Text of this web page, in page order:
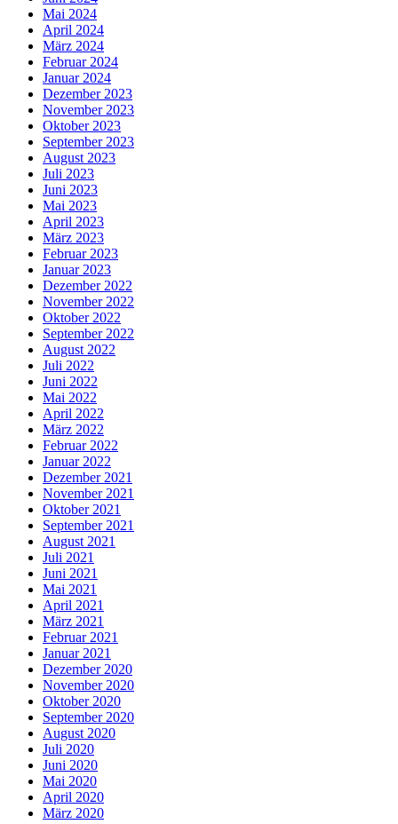
Mai 2024
April 2024
März 2024
Februar 2024
Januar 2024
Dezember 2023
November 2023
Oktober 2023
September 2023
August 2023
Juli 2023
Juni 2023
Mai 2023
April 2023
März 2023
Februar 2023
Januar 2023
Dezember 2022
November 2022
Oktober 2022
September 2022
August 2022
Juli 2022
Juni 2022
Mai 2022
April 2022
März 2022
Februar 2022
Januar 2022
Dezember 2021
November 2021
Oktober 2021
September 2021
August 2021
Juli 2021
Juni 2021
Mai 2021
April 2021
März 2021
Februar 2021
Januar 2021
Dezember 2020
November 2020
Oktober 2020
September 2020
August 2020
Juli 2020
Juni 2020
Mai 2020
April 2020
März 2020